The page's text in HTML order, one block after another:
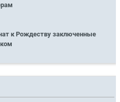
к Рождеству заключенные